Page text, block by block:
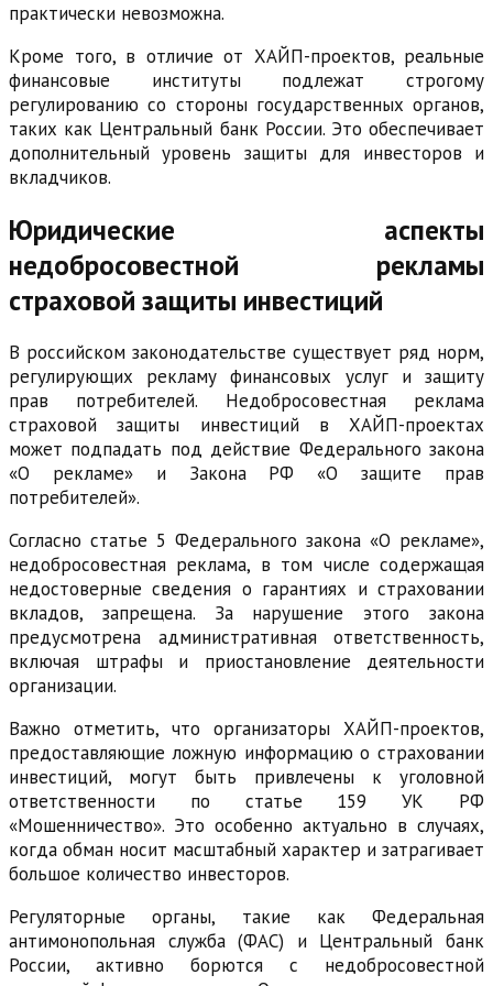
практически невозможна.
Кроме того, в отличие от ХАЙП-проектов, реальные
финансовые институты подлежат строгому
регулированию со стороны государственных органов,
таких как Центральный банк России. Это обеспечивает
дополнительный уровень защиты для инвесторов и
вкладчиков.
Юридические аспекты
недобросовестной рекламы
страховой защиты инвестиций
В российском законодательстве существует ряд норм,
регулирующих рекламу финансовых услуг и защиту
прав потребителей. Недобросовестная реклама
страховой защиты инвестиций в ХАЙП-проектах
может подпадать под действие Федерального закона
«О рекламе» и Закона РФ «О защите прав
потребителей».
Согласно статье 5 Федерального закона «О рекламе»,
недобросовестная реклама, в том числе содержащая
недостоверные сведения о гарантиях и страховании
вкладов, запрещена. За нарушение этого закона
предусмотрена административная ответственность,
включая штрафы и приостановление деятельности
организации.
Важно отметить, что организаторы ХАЙП-проектов,
предоставляющие ложную информацию о страховании
инвестиций, могут быть привлечены к уголовной
ответственности по статье 159 УК РФ
«Мошенничество». Это особенно актуально в случаях,
когда обман носит масштабный характер и затрагивает
большое количество инвесторов.
Регуляторные органы, такие как Федеральная
антимонопольная служба (ФАС) и Центральный банк
России, активно борются с недобросовестной